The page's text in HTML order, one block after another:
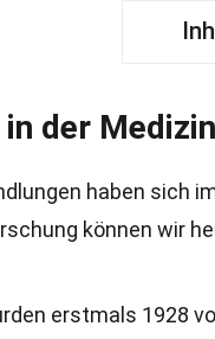
der Medizin
haben sich
können wir
erstmals 1928